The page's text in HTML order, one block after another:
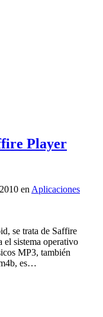
Player
en Aplicaciones
se trata de Saffire
el sistema operativo
MP3, también
es…